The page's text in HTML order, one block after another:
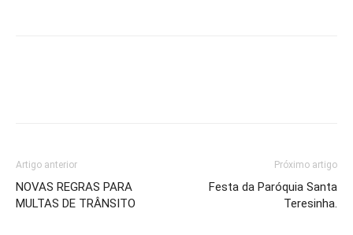
Artigo anterior
NOVAS REGRAS PARA
MULTAS DE TRÂNSITO
Próximo artigo
Festa da Paróquia Santa
Teresinha.